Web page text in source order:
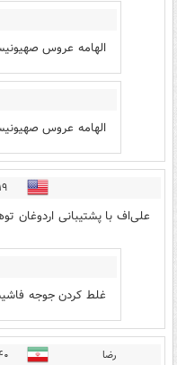
الهامه عروس
الهامه عروس
علی‌اف با پشتیبانی
غلط کردن جوجه
رضا